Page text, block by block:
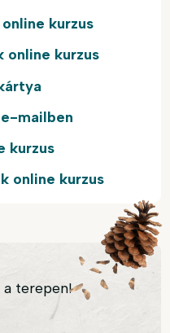
kurzus
online kurzus
mailben
kurzus
online kurzus
a terepen!